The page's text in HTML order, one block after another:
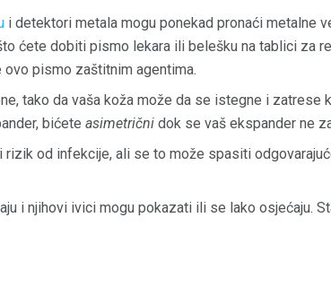
i detektori metala mogu ponekad pronaći metalne
ćete dobiti pismo lekara ili belešku na tablici za
pismo zaštitnim agentima.
tako da vaša koža može da se istegne i zatrese
bićete asimetrični dok se vaš ekspander ne
od infekcije, ali se to može spasiti
i njihovi ivici mogu pokazati ili se lako osjećaju.